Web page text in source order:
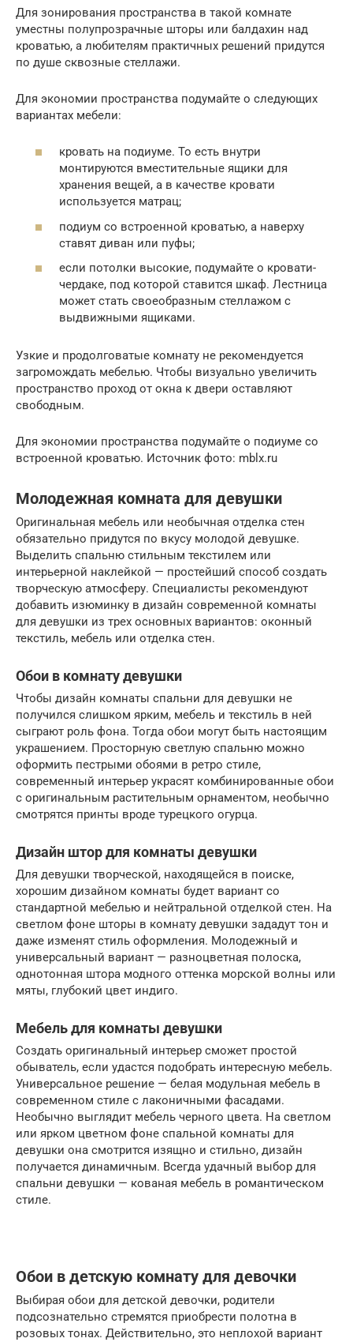
Для зонирования пространства в такой комнате
уместны полупрозрачные шторы или балдахин над
кроватью, а любителям практичных решений придутся
по душе сквозные стеллажи.
Для экономии пространства подумайте о следующих
вариантах мебели:
кровать на подиуме. То есть внутри
монтируются вместительные ящики для
хранения вещей, а в качестве кровати
используется матрац;
подиум со встроенной кроватью, а наверху
ставят диван или пуфы;
если потолки высокие, подумайте о кровати-
чердаке, под которой ставится шкаф. Лестница
может стать своеобразным стеллажом с
выдвижными ящиками.
Узкие и продолговатые комнату не рекомендуется
загромождать мебелью. Чтобы визуально увеличить
пространство проход от окна к двери оставляют
свободным.
Для экономии пространства подумайте о подиуме со
встроенной кроватью. Источник фото: mblx.ru
Молодежная комната для девушки
Оригинальная мебель или необычная отделка стен
обязательно придутся по вкусу молодой девушке.
Выделить спальню стильным текстилем или
интерьерной наклейкой — простейший способ создать
творческую атмосферу. Специалисты рекомендуют
добавить изюминку в дизайн современной комнаты
для девушки из трех основных вариантов: оконный
текстиль, мебель или отделка стен.
Обои в комнату девушки
Чтобы дизайн комнаты спальни для девушки не
получился слишком ярким, мебель и текстиль в ней
сыграют роль фона. Тогда обои могут быть настоящим
украшением. Просторную светлую спальню можно
оформить пестрыми обоями в ретро стиле,
современный интерьер украсят комбинированные обои
с оригинальным растительным орнаментом, необычно
смотрятся принты вроде турецкого огурца.
Дизайн штор для комнаты девушки
Для девушки творческой, находящейся в поиске,
хорошим дизайном комнаты будет вариант со
стандартной мебелью и нейтральной отделкой стен. На
светлом фоне шторы в комнату девушки зададут тон и
даже изменят стиль оформления. Молодежный и
универсальный вариант — разноцветная полоска,
однотонная штора модного оттенка морской волны или
мяты, глубокий цвет индиго.
Мебель для комнаты девушки
Создать оригинальный интерьер сможет простой
обыватель, если удастся подобрать интересную мебель.
Универсальное решение — белая модульная мебель в
современном стиле с лаконичными фасадами.
Необычно выглядит мебель черного цвета. На светлом
или ярком цветном фоне спальной комнаты для
девушки она смотрится изящно и стильно, дизайн
получается динамичным. Всегда удачный выбор для
спальни девушки — кованая мебель в романтическом
стиле.
Обои в детскую комнату для девочки
Выбирая обои для детской девочки, родители
подсознательно стремятся приобрести полотна в
розовых тонах. Действительно, это неплохой вариант